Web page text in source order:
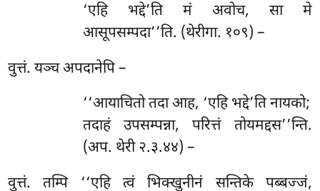
‘एहि भद्दे’ति मं अवोच, सा मे
आसूपसम्पदा’’ति. (थेरीगा. १०९) –
वुत्तं. यञ्च अपदानेपि –
‘‘आयाचितो तदा आह, ‘एहि भद्दे’ति नायको;
तदाहं उपसम्पन्ना, परित्तं तोयमद्दस’’न्ति.
(अप. थेरी २.३.४४) –
वुत्तं. तम्पि ‘‘एहि त्वं भिक्खुनीनं सन्तिके पब्बज्जं,